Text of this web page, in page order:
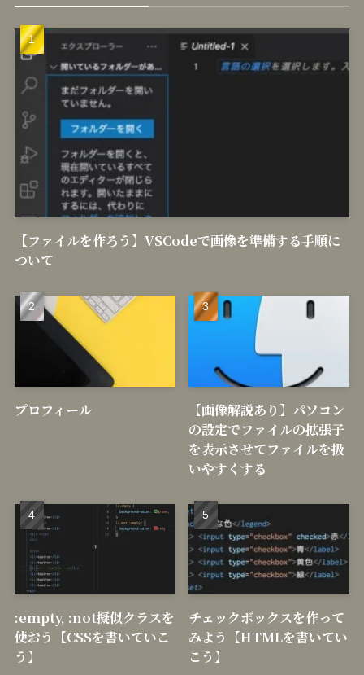
【ファイルを作ろう】VSCodeで画像を準備する手順に
ついて
プロフィール
【画像解説あり】パソコン
の設定でファイルの拡張子
を表示させてファイルを扱
いやすくする
:empty, :not擬似クラスを
使おう【CSSを書いていこ
う】
チェックボックスを作って
みよう【HTMLを書いてい
こう】